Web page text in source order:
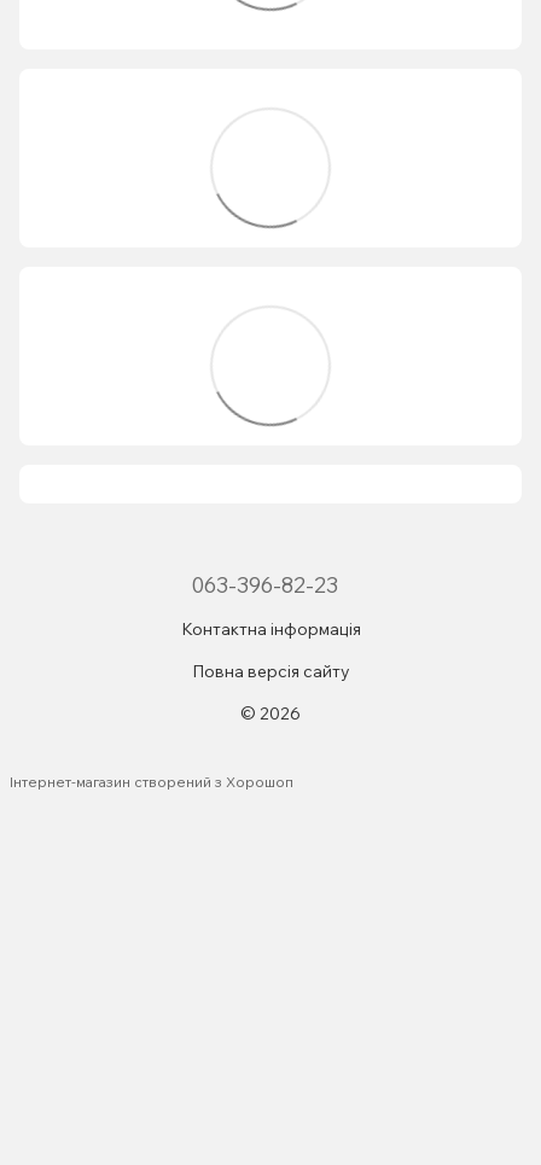
063-396-82-23
Контактна інформація
Повна версія сайту
© 2026
Інтернет-магазин створений з Хорошоп